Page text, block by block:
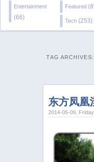
Entertainment
(66)
Featured
Tech (253)
TAG ARCHIVES:
东方凤凰
2014-05-09,